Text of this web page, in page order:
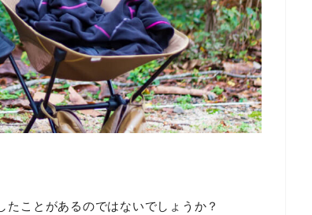
ことがあるのではないでしょうか？